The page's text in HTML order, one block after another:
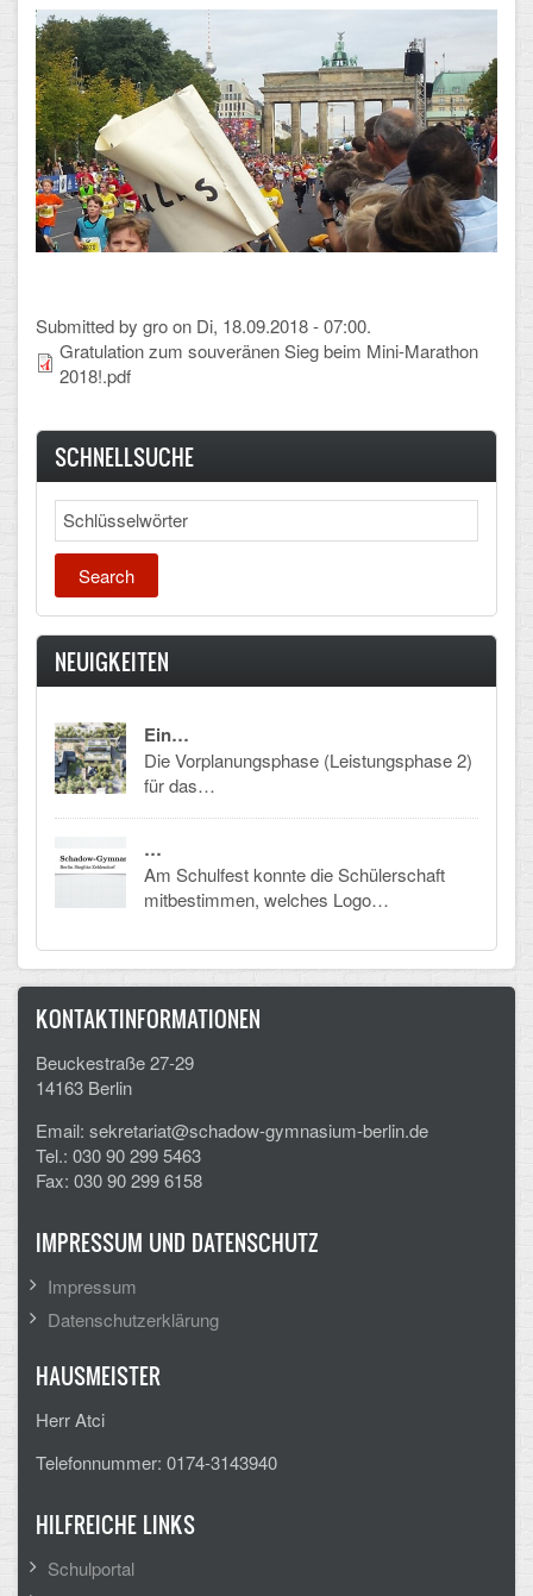
CLOUD
Lernraum Berlin
Nextcloud (Eigene Dateien und Tauschordner)
Gitlab
Submitted by groon Di, 18.09.2018 - 07:00.
Gratulation zum souveränen Sieg beim Mini-Marathon
2018!.pdf
SCHNELLSUCHE
Search
NEUIGKEITEN
Ein…
Die Vorplanungsphase (Leistungsphase 2)
für das…
…
Am Schulfest konnte die Schülerschaft
mitbestimmen, welches Logo…
KONTAKTINFORMATIONEN
Beuckestraße 27-29
14163 Berlin
Email: sekretariat@schadow-gymnasium-berlin.de
Tel.: 030 90 299 5463
Fax: 030 90 299 6158
IMPRESSUM UND DATENSCHUTZ
Impressum
Datenschutzerklärung
HAUSMEISTER
Herr Atci
Telefonnummer: 0174-3143940
HILFREICHE LINKS
Schulportal